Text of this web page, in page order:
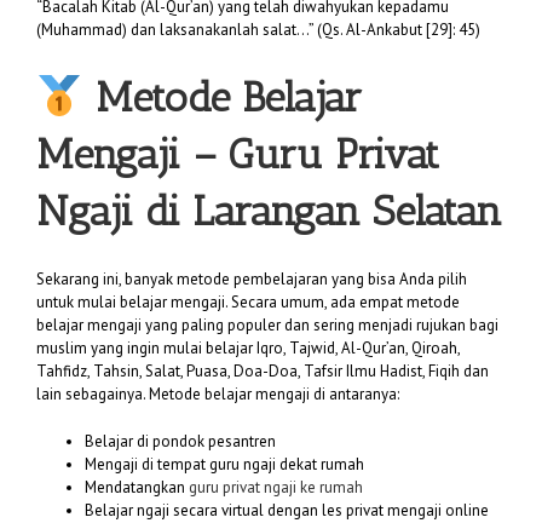
“Bacalah Kitab (Al-Qur’an) yang telah diwahyukan kepadamu
(Muhammad) dan laksanakanlah salat…” (Qs. Al-Ankabut [29]: 45)
Metode Belajar
Mengaji – Guru Privat
Ngaji di Larangan Selatan
Sekarang ini, banyak metode pembelajaran yang bisa Anda pilih
untuk mulai belajar mengaji. Secara umum, ada empat metode
belajar mengaji yang paling populer dan sering menjadi rujukan bagi
muslim yang ingin mulai belajar Iqro, Tajwid, Al-Qur’an, Qiroah,
Tahfidz, Tahsin, Salat, Puasa, Doa-Doa, Tafsir Ilmu Hadist, Fiqih dan
lain sebagainya. Metode belajar mengaji di antaranya:
Belajar di pondok pesantren
Mengaji di tempat guru ngaji dekat rumah
Mendatangkan guru privat ngaji ke rumah
Belajar ngaji secara virtual dengan les privat mengaji online